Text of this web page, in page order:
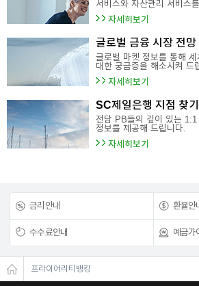
창 닫
기
서비스와 자산관리 서비스
자세히보기
글로벌 금융 시장 전망
글로벌 마켓 정보를 통해
대한 궁금증을 해소시켜 드
자세히보기
SC제일은행 지점 찾기
전담 PB들의 깊이 있는
정보를 제공해 드립니다.
자세히보기
금리안내 환율안
수수료안내 예금가
프라이어리티뱅킹